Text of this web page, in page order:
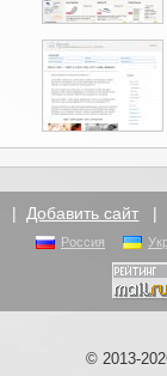
| Добавить сайт |
Россия
© 2013-